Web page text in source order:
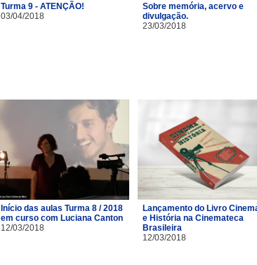
Turma 9 - ATENÇÃO!
03/04/2018
Sobre memória, acervo e
divulgação.
23/03/2018
Início das aulas Turma 8 / 2018
em curso com Luciana Canton
12/03/2018
Lançamento do Livro
e História na Cinemateca
Brasileira
12/03/2018